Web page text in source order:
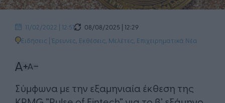
11/02/2022 | 12:51
08/08/2025 | 12:29
Ειδήσεις |Έρευνες, Εκθέσεις, Μελέτες Επιχειρηματικά Νέα
​Σύμφωνα με την εξαμηνιαία έκθεση της